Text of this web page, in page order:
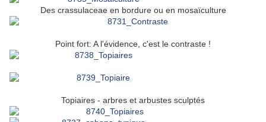
Des crassulaceae en bordure ou en mosaïculture
Point fort: A l'évidence, c'est le contraste !
Topiaires - arbres et arbustes sculptés